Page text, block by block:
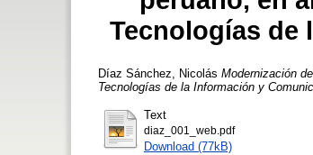
Tecnologías de
Díaz Sánchez, Nicolás Modernización
Tecnologías de la Información y
Text
diaz_001_web.pdf
Download (77kB)